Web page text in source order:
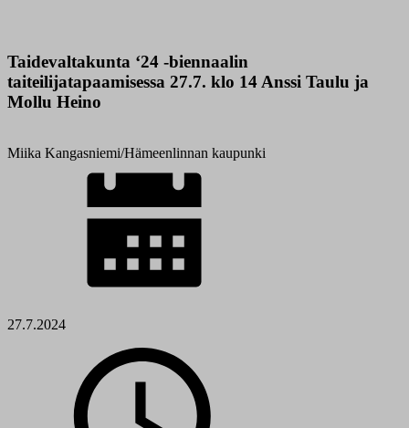
Taidevaltakunta ‘24 -biennaalin
taiteilijatapaamisessa 27.7. klo 14 Anssi Taulu ja
Mollu Heino
Miika Kangasniemi/Hämeenlinnan kaupunki
27.7.2024